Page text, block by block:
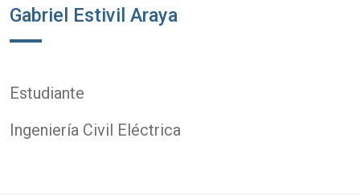
Gabriel Estivil Araya
Estudiante
Ingeniería Civil Eléctrica